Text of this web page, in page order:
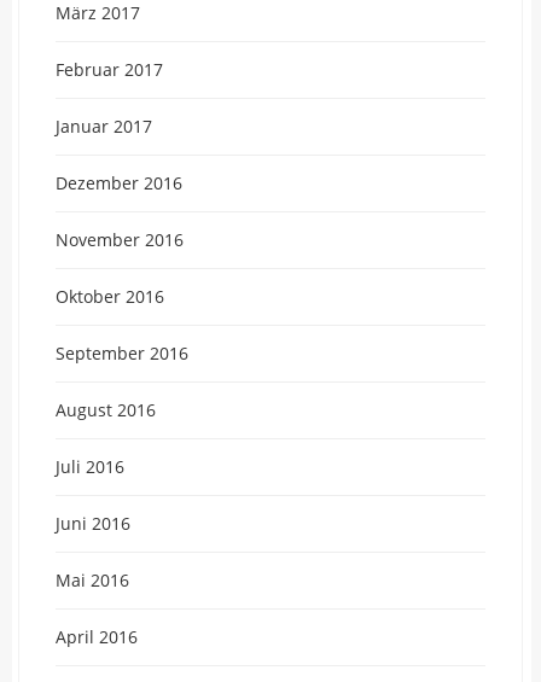
März 2017
Februar 2017
Januar 2017
Dezember 2016
November 2016
Oktober 2016
September 2016
August 2016
Juli 2016
Juni 2016
Mai 2016
April 2016